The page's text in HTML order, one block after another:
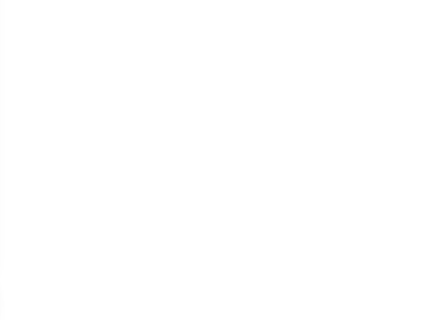
a favoritos